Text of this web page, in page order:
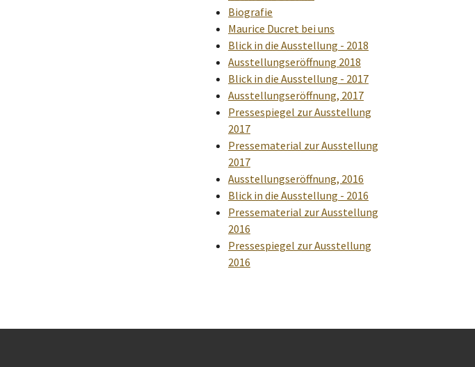
Biografie
Maurice Ducret bei uns
Blick in die Ausstellung - 2018
Ausstellungseröffnung 2018
Blick in die Ausstellung - 2017
Ausstellungseröffnung, 2017
Pressespiegel zur Ausstellung
2017
Pressematerial zur Ausstellung
2017
Ausstellungseröffnung, 2016
Blick in die Ausstellung - 2016
Pressematerial zur Ausstellung
2016
Pressespiegel zur Ausstellung
2016